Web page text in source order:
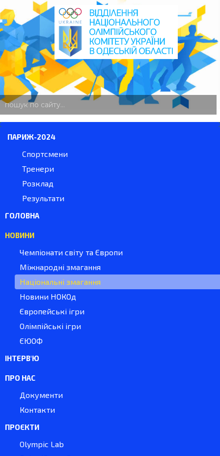
пошук
по
ПАРИЖ-2024
Спортсмени
Тренери
Розклад
Результати
ГОЛОВНА
НОВИНИ
Чемпіонати світу та Європи
Міжнародні змагання
Національні змагання
Новини НОКОд
Європейські ігри
Олімпійські ігри
ЄЮОФ
ІНТЕРВ'Ю
ПРО НАС
Документи
Контакти
ПРОЄКТИ
Olympic Lab